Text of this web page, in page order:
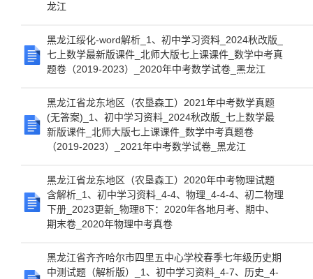
龙江
黑龙江绥化-word解析_1、初中学习资料_2024秋改版_
七上数学最新版课件_北师大版七上课课件_数学中考真
题卷（2019-2023）_2020年中考数学试卷_黑龙江
黑龙江省龙东地区（农垦森工）2021年中考数学真题
(无答案)_1、初中学习资料_2024秋改版_七上数学最
新版课件_北师大版七上课课件_数学中考真题卷
（2019-2023）_2021年中考数学试卷_黑龙江
黑龙江省龙东地区（农垦森工）2020年中考物理试题
含解析_1、初中学习资料_4-4、物理_4-4-4、初二物理
下册_2023更新_物理8下：2020年各地月考、期中、
期末卷_2020年物理中考真卷
黑龙江省齐齐哈尔市四里五中心学校春季七年级历史期
中测试题（解析版）_1、初中学习资料_4-7、历史_4-